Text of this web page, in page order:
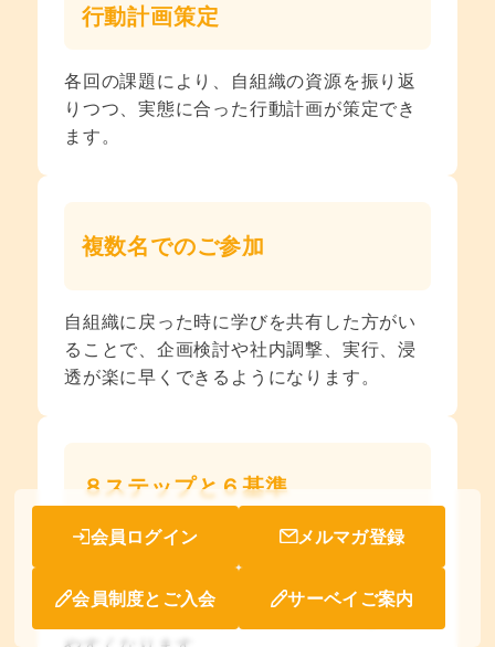
行動計画策定
各回の課題により、自組織の資源を振り返
りつつ、実態に合った行動計画が策定でき
ます。
複数名でのご参加
自組織に戻った時に学びを共有した方がい
ることで、企画検討や社内調撃、実行、浸
透が楽に早くできるようになります。
８ステップと６基準
健康いきいき職場づくりを推進する際の標
準的な8つのステップと6つの基準を習得い
会員ログイン メルマガ登録
会員制度とご入会 サーベイご案内